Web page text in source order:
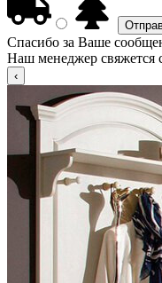
Спасибо за Ваше
Наш менеджер свяжется